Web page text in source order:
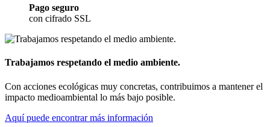
Pago seguro
con cifrado SSL
Trabajamos respetando el medio ambiente.
Con acciones ecológicas muy concretas, contribuimos a mantener el
impacto medioambiental lo más bajo posible.
Aquí puede encontrar más información